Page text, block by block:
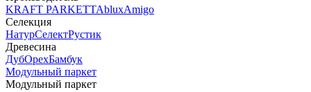
KRAFT PARKETTAbluxAmigo
Селекция
НатурСелектРустик
Древесина
ДубОрехБамбук
Модульный паркет
Модульный паркет